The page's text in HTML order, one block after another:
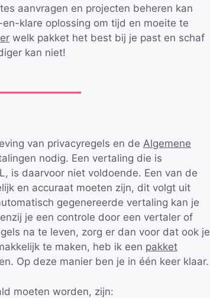
aanvragen en projecten beheren kan
klare oplossing om tijd en moeite te
welk pakket het best bij je past en schaf
kan niet!
van privacyregels en de Algemene
nodig. Een vertaling die is
is daarvoor niet voldoende. Een van de
en accuraat moeten zijn, dit volgt uit
gegenereerde vertaling kan je
je een controle door een vertaler of
na te leven, zorg er dan voor dat ook je
te maken, heb ik een pakket
Op deze manier ben je in één keer klaar.
moeten worden, zijn: